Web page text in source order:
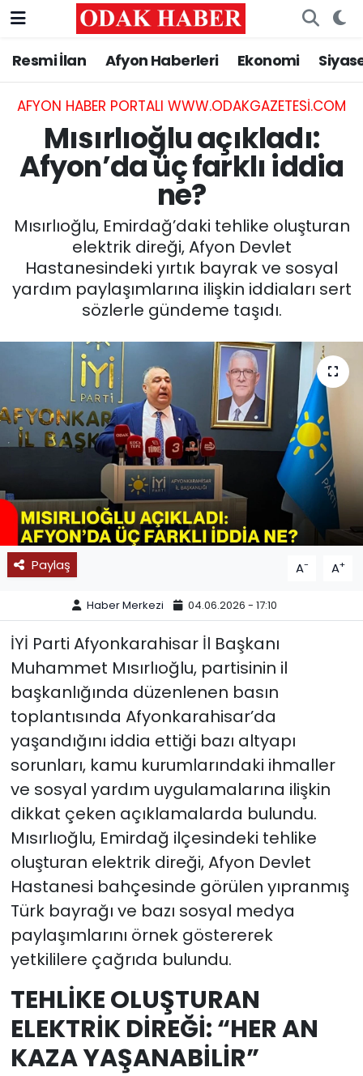
Resmi İlan Afyon Haberleri Ekonomi
AFYON HABER PORTALI WWW.ODAKGAZETESI.COM
Mısırlıoğlu açıkladı:
Afyon’da üç farklı iddia
ne?
Mısırlıoğlu, Emirdağ’daki tehlike oluşturan
elektrik direği, Afyon Devlet
Hastanesindeki yırtık bayrak ve sosyal
yardım paylaşımlarına ilişkin iddiaları sert
sözlerle gündeme taşıdı.
Paylaş A- A+
Haber Merkezi 04.06.2026 - 17:10
İYİ Parti Afyonkarahisar İl Başkanı
Muhammet Mısırlıoğlu, partisinin il
başkanlığında düzenlenen basın
toplantısında Afyonkarahisar’da
yaşandığını iddia ettiği bazı altyapı
sorunları, kamu kurumlarındaki ihmaller
ve sosyal yardım uygulamalarına ilişkin
dikkat çeken açıklamalarda bulundu.
Mısırlıoğlu, Emirdağ ilçesindeki tehlike
oluşturan elektrik direği, Afyon Devlet
Hastanesi bahçesinde görülen yıpranmış
Türk bayrağı ve bazı sosyal medya
paylaşımlarını örnek göstererek
yetkililere çağrıda bulundu.
TEHLİKE OLUŞTURAN
ELEKTRİK DİREĞİ: “HER AN
KAZA YAŞANABİLİR”
AFYONKARAHİSAR HABERLERİ
Resmi İlan
ASAYİŞ
GÜNCEL
SİYASET
EĞİTİM
MAGAZİN
SAĞLIK
SPOR
11:11 MANŞET
Nöbetçi Eczaneler
Hava Durumu
Trafik Durumu
Süper Lig Puan Durumu ve Fikstür
Tüm Manşetler
Son Dakika Haberleri
Haber Arşivi